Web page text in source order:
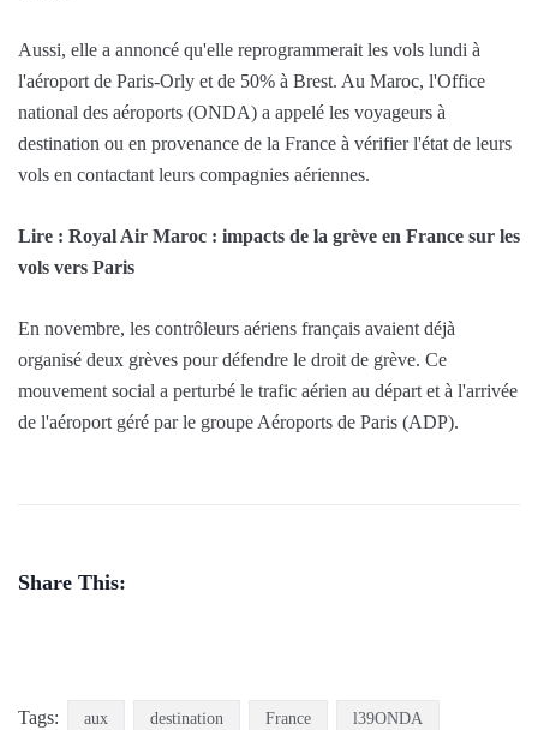
Aussi, elle a annoncé qu'elle reprogrammerait les vols lundi à
l'aéroport de Paris-Orly et de 50% à Brest. Au Maroc, l'Office
national des aéroports (ONDA) a appelé les voyageurs à
destination ou en provenance de la France à vérifier l'état de leurs
vols en contactant leurs compagnies aériennes.
Lire : Royal Air Maroc : impacts de la grève en France sur les
vols vers Paris
En novembre, les contrôleurs aériens français avaient déjà
organisé deux grèves pour défendre le droit de grève. Ce
mouvement social a perturbé le trafic aérien au départ et à l'arrivée
de l'aéroport géré par le groupe Aéroports de Paris (ADP).
Share This:
Tags: aux destination France l39ONDA